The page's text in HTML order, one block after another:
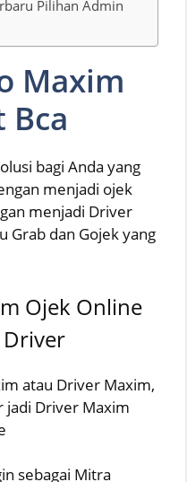
Pilihan Admin
Maxim
Bca
bagi Anda yang
menjadi ojek
menjadi Driver
Grab dan Gojek yang
Ojek Online
atau Driver Maxim,
jadi Driver Maxim
sebagai Mitra